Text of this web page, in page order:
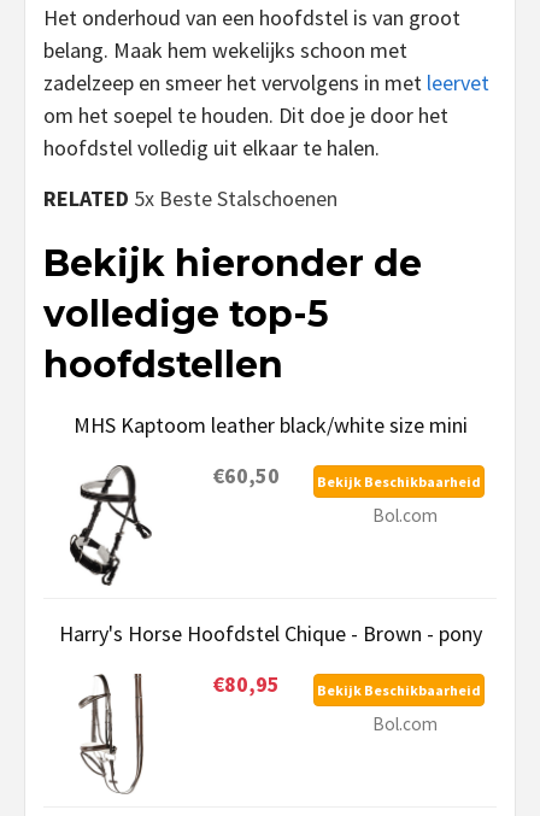
Het onderhoud van een hoofdstel is van groot
belang. Maak hem wekelijks schoon met
zadelzeep en smeer het vervolgens in met leervet
om het soepel te houden. Dit doe je door het
hoofdstel volledig uit elkaar te halen.
RELATED 5x Beste Stalschoenen
Bekijk hieronder de
volledige top-5
hoofdstellen
MHS Kaptoom leather black/white size mini
€60,50
Bekijk Beschikbaarheid
Bol.com
Harry's Horse Hoofdstel Chique - Brown - pony
€80,95
Bekijk Beschikbaarheid
Bol.com